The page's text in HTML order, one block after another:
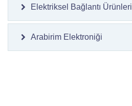
Elektriksel Bağlantı Ürünleri
Arabirim Elektroniği